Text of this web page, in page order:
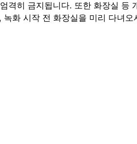
격히 금지됩니다. 또한 화장실 등
화 시작 전 화장실을 미리 다녀오